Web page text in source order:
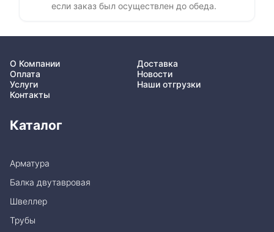
если заказ был осуществлен до обеда.
О Компании
Доставка
Оплата
Новости
Услуги
Наши отгрузки
Контакты
Каталог
Арматура
Балка двутавровая
Швеллер
Трубы